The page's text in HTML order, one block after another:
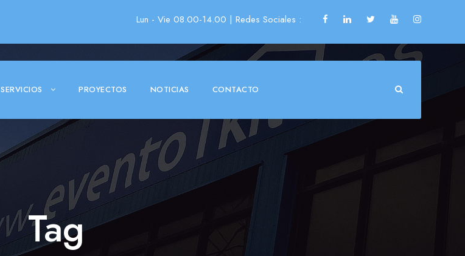
Lun - Vie 08.00-14.00 | Redes Sociales :
SERVICIOS PROYECTOS NOTICIAS CONTACTO
Tag